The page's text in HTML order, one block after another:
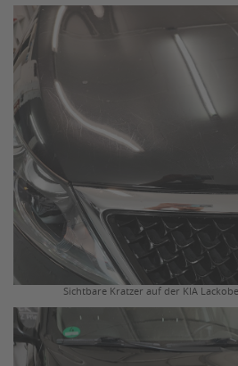
Sichtbare Kratzer auf der KIA